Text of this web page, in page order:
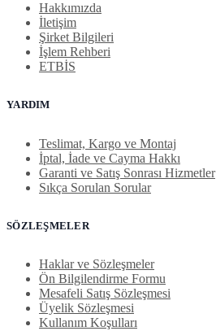
Hakkımızda
İletişim
Şirket Bilgileri
İşlem Rehberi
ETBİS
YARDIM
Teslimat, Kargo ve Montaj
İptal, İade ve Cayma Hakkı
Garanti ve Satış Sonrası Hizmetler
Sıkça Sorulan Sorular
SÖZLEŞMELER
Haklar ve Sözleşmeler
Ön Bilgilendirme Formu
Mesafeli Satış Sözleşmesi
Üyelik Sözleşmesi
Kullanım Koşulları